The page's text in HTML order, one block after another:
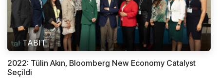
TABIT
2022: Tülin Akın, Bloomberg New Economy Catalyst
Seçildi